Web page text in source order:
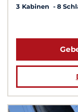
3 Kabinen
8